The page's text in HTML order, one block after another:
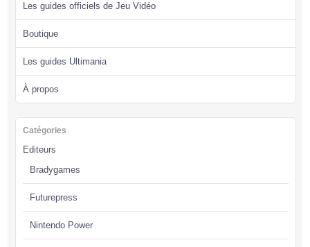
Les guides officiels de Jeu Vidéo
Boutique
Les guides Ultimania
À propos
Catégories
Editeurs
Bradygames
Futurepress
Nintendo Power